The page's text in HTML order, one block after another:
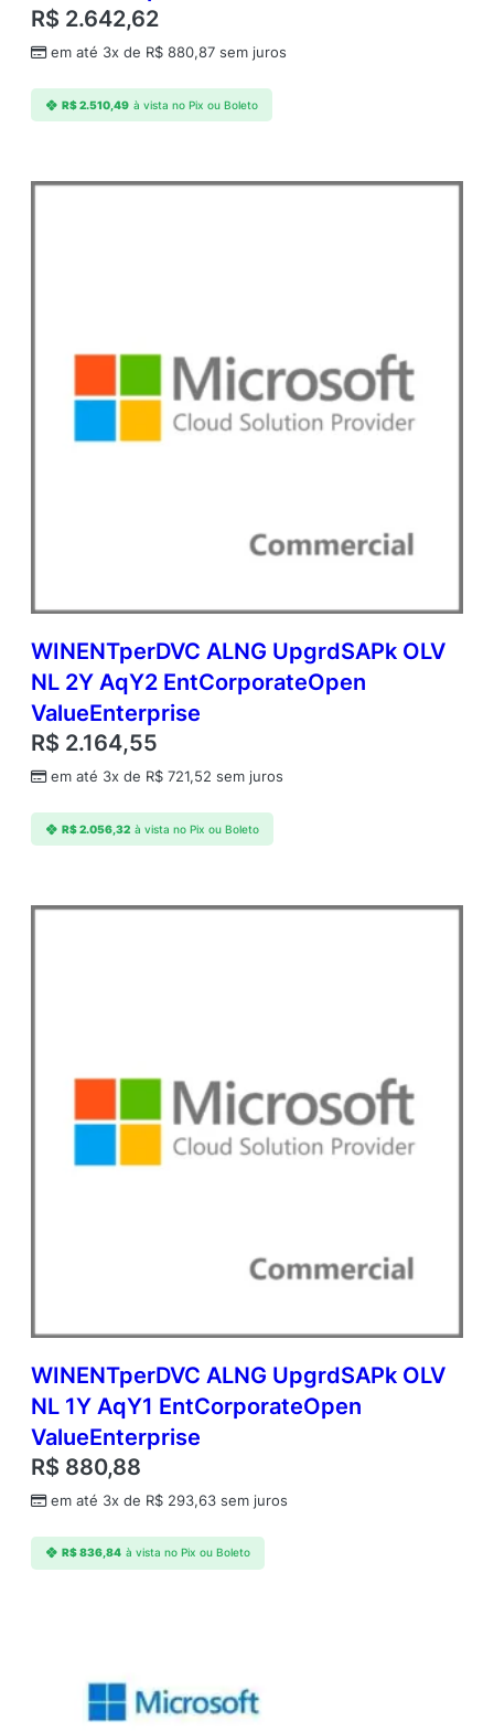
R$ 2.642,62
em até 3x de R$ 880,87 sem juros
R$2.510,49 à vista no Pix ou Boleto
WINENTperDVC ALNG UpgrdSAPk OLV
NL 2Y AqY2 EntCorporateOpen
ValueEnterprise
R$ 2.164,55
em até 3x de R$ 721,52 sem juros
R$2.056,32 à vista no Pix ou Boleto
WINENTperDVC ALNG UpgrdSAPk OLV
NL 1Y AqY1 EntCorporateOpen
ValueEnterprise
R$ 880,88
em até 3x de R$ 293,63 sem juros
R$836,84 à vista no Pix ou Boleto